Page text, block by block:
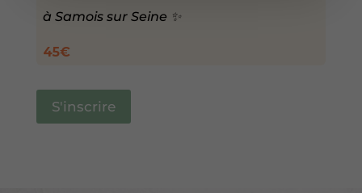
à Samois sur Seine ✨
45€
S'inscrire